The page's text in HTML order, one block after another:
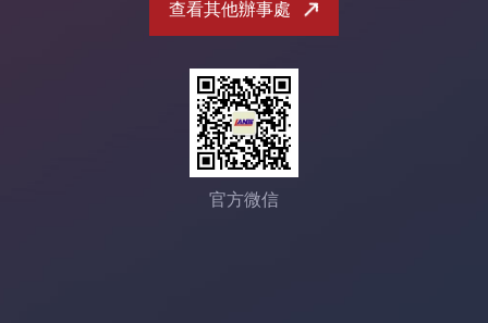
查看其他辦事處
官方微信